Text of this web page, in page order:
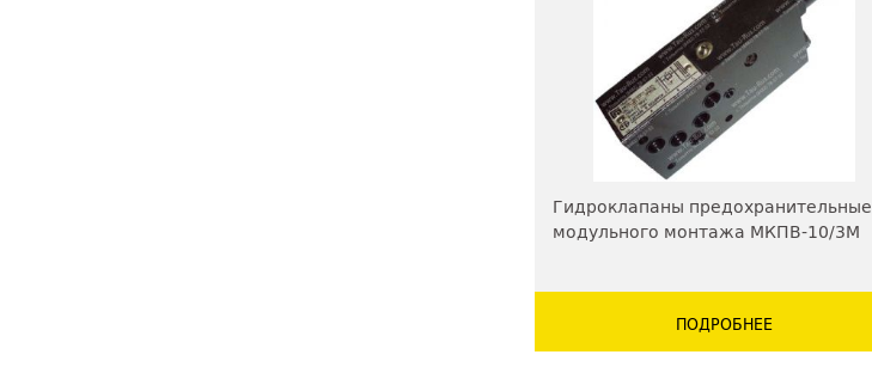
Гидроклапаны предохранительные
модульного монтажа МКПВ-10/3М
ПОДРОБНЕЕ